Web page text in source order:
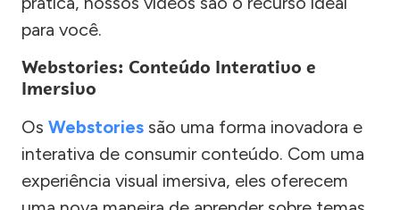
para você.
Webstories: Conteúdo Interativo e
Imersivo
Os Webstories são uma forma inovadora e
interativa de consumir conteúdo. Com uma
experiência visual imersiva, eles oferecem